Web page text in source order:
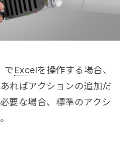
でExcelを操作する場合、
ればアクションの追加だ
要な場合、標準のアクシ